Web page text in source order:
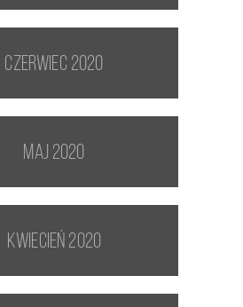
czerwiec 2020
maj 2020
kwiecień 2020